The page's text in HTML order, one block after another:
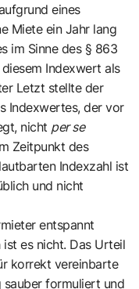
eines
Miete ein Jahr lang
im Sinne des § 863
Indexwert als
Letzt stellte der
Indexwertes, der vor
nicht per se
Zeitpunkt des
Indexzahl ist
und nicht
entspannt
ist es nicht. Das Urteil
korrekt vereinbarte
sauber formuliert und